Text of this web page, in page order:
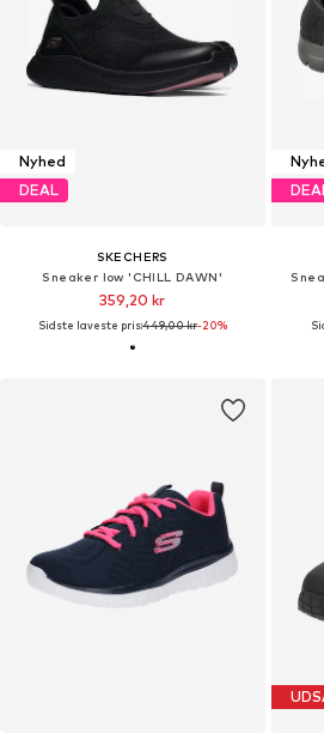
Nyhed
DEAL
SKECHERS
Sneaker low 'CHILL DAWN'
359,20 kr
Sidste laveste pris:449,00 kr-20%